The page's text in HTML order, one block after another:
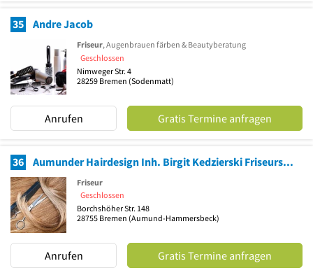
35 Andre Jacob
Friseur, Augenbrauen färben & Beautyberatung
Geschlossen
Nimweger Str. 4
28259 Bremen (Sodenmatt)
Anrufen Gratis Termine anfragen
36 Aumunder Hairdesign Inh. Birgit Kedzierski Friseursalon
Friseur
Geschlossen
Borchshöher Str. 148
28755 Bremen (Aumund-Hammersbeck)
Anrufen Gratis Termine anfragen